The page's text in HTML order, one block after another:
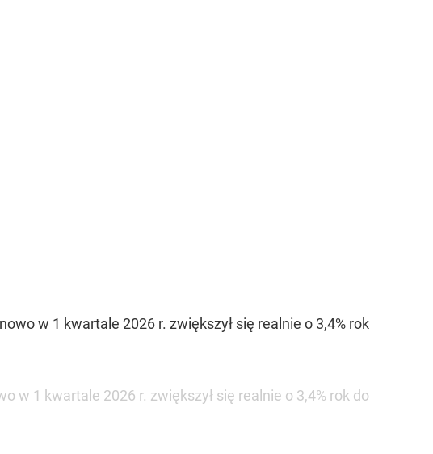
w 1 kwartale 2026 r. zwiększył się realnie o 3,4% rok
w 1 kwartale 2026 r. zwiększył się realnie o 3,4% rok do